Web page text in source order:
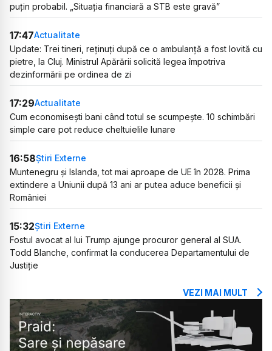
puțin probabil. „Situația financiară a STB este gravă”
17:47Actualitate
Update: Trei tineri, reținuți după ce o ambulanță a fost lovită cu
pietre, la Cluj. Ministrul Apărării solicită legea împotriva
dezinformării pe ordinea de zi
17:29Actualitate
Cum economisești bani când totul se scumpește. 10 schimbări
simple care pot reduce cheltuielile lunare
16:58Știri Externe
Muntenegru și Islanda, tot mai aproape de UE în 2028. Prima
extindere a Uniunii după 13 ani ar putea aduce beneficii și
României
15:32Știri Externe
Fostul avocat al lui Trump ajunge procuror general al SUA.
Todd Blanche, confirmat la conducerea Departamentului de
Justiție
VEZI MAI MULT